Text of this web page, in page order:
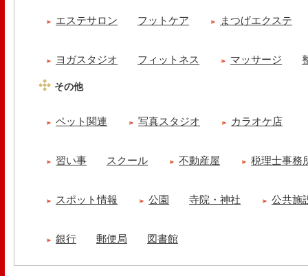
エステサロン フットケア まつげエクステ
ヨガスタジオ フィットネス マッサージ
その他
ペット関連 写真スタジオ カラオケ店
習い事 スクール 不動産屋 税理士事務
スポット情報 公園 寺院・神社 公共施
銀行 郵便局 図書館